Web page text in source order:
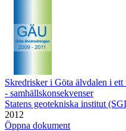
Skredrisker i Göta älvdalen i
- samhällskonsekvenser
Statens geotekniska institut
2012
Öppna dokument